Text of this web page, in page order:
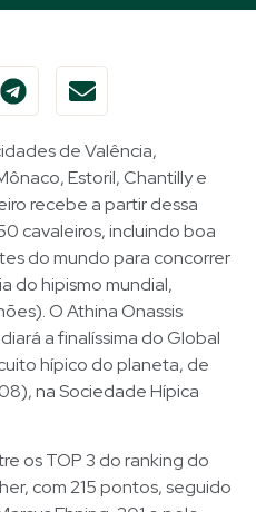
de Valência,
Estoril, Chantilly e
recebe a partir dessa
cavaleiros, incluindo boa
do mundo para concorrer
do hipismo mundial,
O Athina Onassis
a finalíssima do Global
hípico do planeta, de
na Sociedade Hípica
os TOP 3 do ranking do
com 215 pontos, seguido